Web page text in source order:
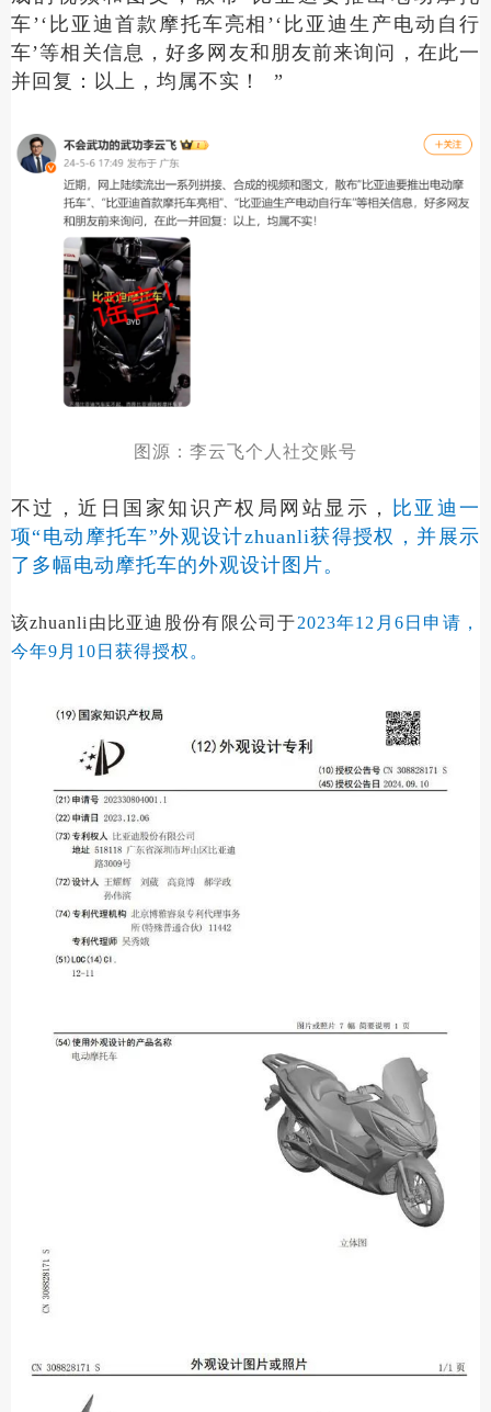
车’‘比亚迪首款摩托车亮相’‘比亚迪生产电动自行
车’等相关信息，好多网友和朋友前来询问，在此一
并回复：以上，均属不实！ ”
图源：李云飞个人社交账号
不过，近日国家知识产权局网站显示，
比亚迪一
项“电动摩托车”外观设计zhuanli获得授权，并展示
了多幅电动摩托车的外观设计图片。
该zhuanli由比亚迪股份有限公司于2023年12月6日申请，
今年9月10日获得授权。